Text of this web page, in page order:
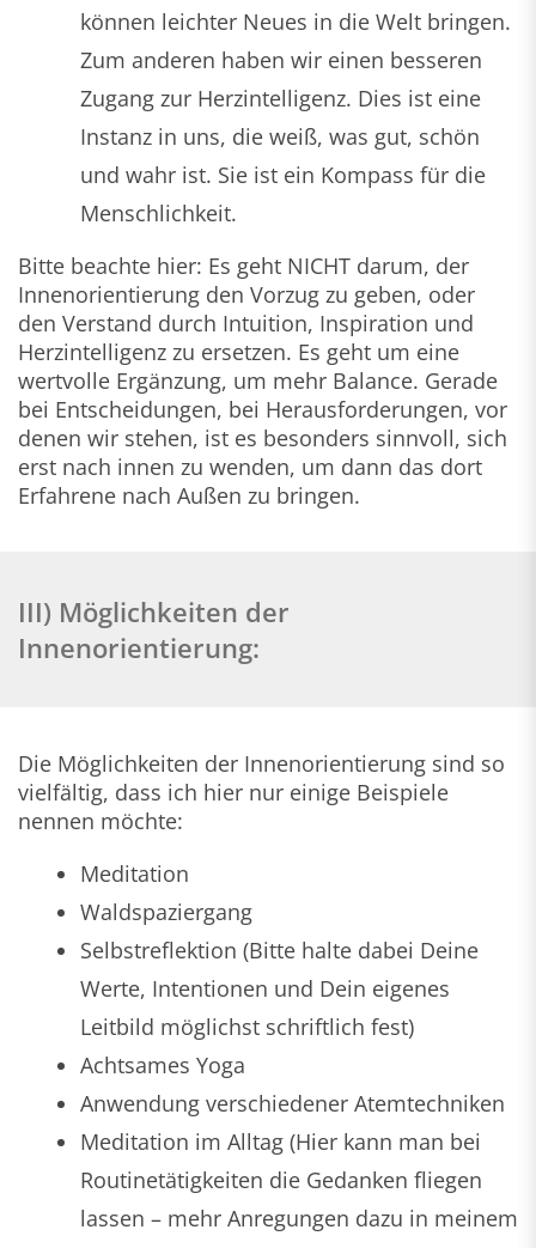
können leichter Neues in die Welt bringen.
Zum anderen haben wir einen besseren
Zugang zur Herzintelligenz. Dies ist eine
Instanz in uns, die weiß, was gut, schön
und wahr ist. Sie ist ein Kompass für die
Menschlichkeit.
Bitte beachte hier: Es geht NICHT darum, der
Innenorientierung den Vorzug zu geben, oder
den Verstand durch Intuition, Inspiration und
Herzintelligenz zu ersetzen. Es geht um eine
wertvolle Ergänzung, um mehr Balance. Gerade
bei Entscheidungen, bei Herausforderungen, vor
denen wir stehen, ist es besonders sinnvoll, sich
erst nach innen zu wenden, um dann das dort
Erfahrene nach Außen zu bringen.
III) Möglichkeiten der
Innenorientierung:
Die Möglichkeiten der Innenorientierung sind so
vielfältig, dass ich hier nur einige Beispiele
nennen möchte:
Meditation
Waldspaziergang
Selbstreflektion (Bitte halte dabei Deine
Werte, Intentionen und Dein eigenes
Leitbild möglichst schriftlich fest)
Achtsames Yoga
Anwendung verschiedener Atemtechniken
Meditation im Alltag (Hier kann man bei
Routinetätigkeiten die Gedanken fliegen
lassen – mehr Anregungen dazu in meinem